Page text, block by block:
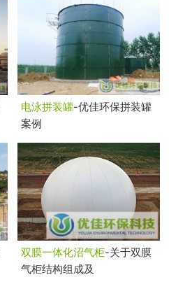
电泳拼装罐-优佳环保拼装罐
案例
双膜一体化沼气柜-关于双膜
气柜结构组成及